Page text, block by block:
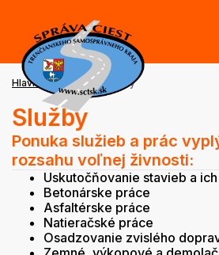
Hlavná stránka Služby
Služby
Ponuka služieb a prác
rozsahu voľnej živnosti:
Uskutočňovanie stavieb a
Betonárske práce
Asfaltérske práce
Natieračské práce
Osadzovanie zvislého